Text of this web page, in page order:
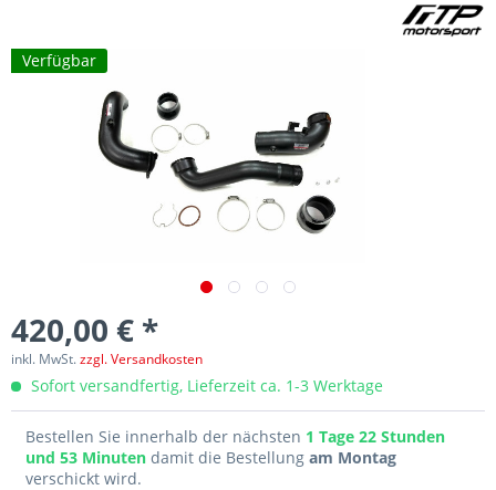
Verfügbar
420,00 € *
inkl. MwSt.zzgl. Versandkosten
Sofort versandfertig, Lieferzeit ca. 1-3 Werktage
Bestellen Sie innerhalb der nächsten 1 Tage 22 Stunden
und 53 Minuten damit die Bestellung am Montag
verschickt wird.